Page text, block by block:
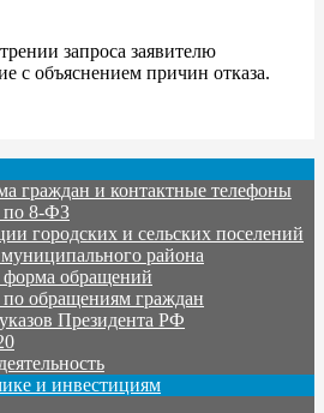
запроса заявителю
с объяснением причин отказа.
граждан и контактные телефоны
8-ФЗ
городских и сельских поселений
района
форма обращений
обращениям граждан
Президента РФ
и инвестициям